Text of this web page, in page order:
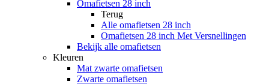
Omafietsen 28 inch
Terug
Alle omafietsen 28 inch
Omafietsen 28 inch Met Versnellingen
Bekijk alle omafietsen
Kleuren
Mat zwarte omafietsen
Zwarte omafietsen